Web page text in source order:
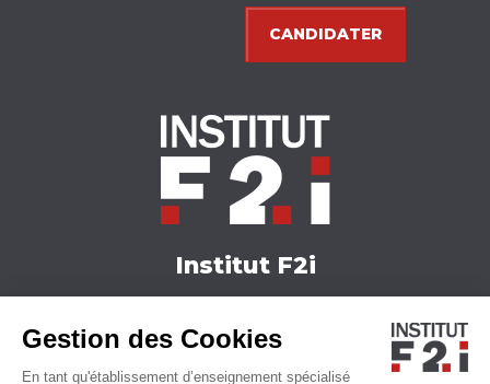
Gestion des Cookies
En tant qu'établissement d’enseignement spécialisé
CANDIDATER
Institut F2i
Actualités